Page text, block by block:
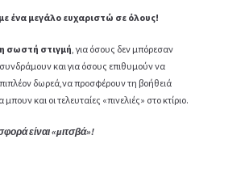
ένα μεγάλο ευχαριστώ σε όλους!
σωστή στιγμή, για όσους δεν μπόρεσαν
και για όσους επιθυμούν να
δωρεά,να προσφέρουν τη βοήθειά
και οι τελευταίες «πινελιές» στο κτίριο.
είναι «μιτσβά»!